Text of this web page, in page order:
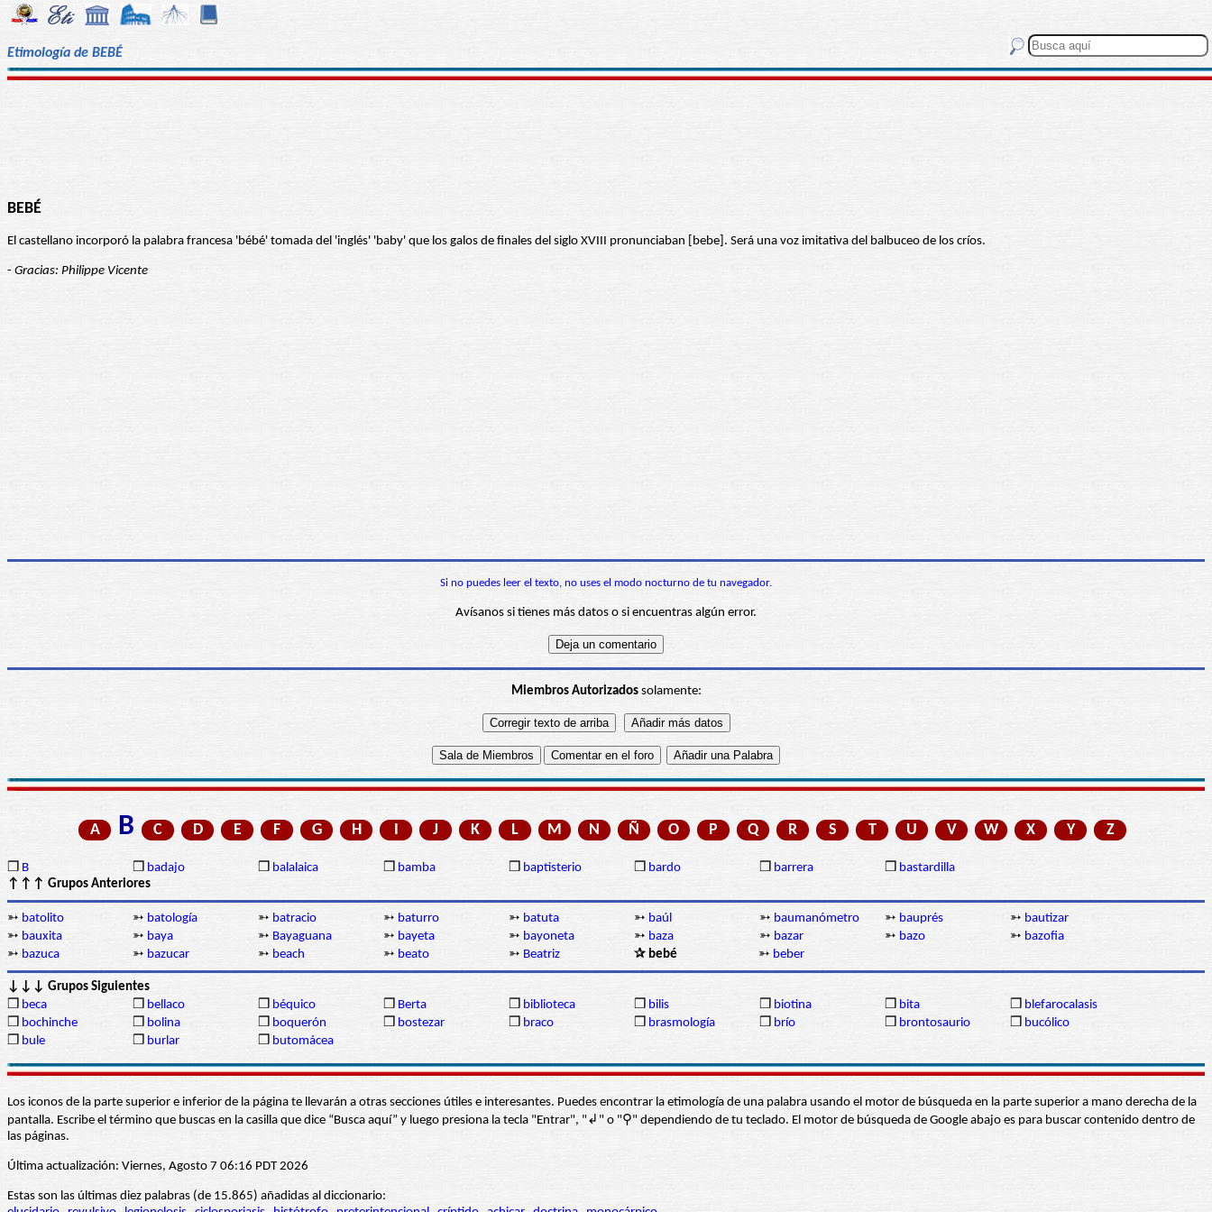
Etimología de BEBÉ
BEBÉ
El castellano incorporó la palabra francesa 'bébé' tomada del 'inglés' 'baby' que los galos de finales del siglo XVIII pronunciaban [bebe]. Será una voz imitativa del balbuceo de los críos.
- Gracias: Philippe Vicente
Si no puedes leer el texto, no uses el modo nocturno de tu navegador.
Avísanos si tienes más datos o si encuentras algún error.
Miembros Autorizadossolamente:
A B C D E F G H I J K L M N Ñ O P Q R S T U V W X Y Z
❒ B ❒ badajo ❒ balalaica ❒ bamba ❒ baptisterio ❒ bardo ❒ barrera ❒ bastardilla
↑↑↑ Grupos Anteriores
➳ batolito ➳ batología ➳ batracio ➳ baturro ➳ batuta ➳ baúl ➳ baumanómetro ➳ bauprés ➳ bautizar
➳ bauxita ➳ baya ➳ Bayaguana ➳ bayeta ➳ bayoneta ➳ baza ➳ bazar ➳ bazo ➳ bazofia
➳ bazuca ➳ bazucar ➳ beach ➳ beato ➳ Beatriz ✰ bebé ➳ beber
↓↓↓ Grupos Siguientes
❒ beca ❒ bellaco ❒ béquico ❒ Berta ❒ biblioteca ❒ bilis ❒ biotina ❒ bita ❒ blefarocalasis
❒ bochinche ❒ bolina ❒ boquerón ❒ bostezar ❒ braco ❒ brasmología ❒ brío ❒ brontosaurio ❒ bucólico
❒ bule ❒ burlar ❒ butomácea
Los iconos de la parte superior e inferior de la página te llevarán a otras secciones útiles e interesantes. Puedes encontrar la etimología de una palabra usando el motor de búsqueda en la parte superior a mano derecha de la
pantalla. Escribe el término que buscas en la casilla que dice “Busca aquí” y luego presiona la tecla "Entrar", "↲" o "⚲" dependiendo de tu teclado. El motor de búsqueda de Google abajo es para buscar contenido dentro de
las páginas.
Última actualización: Viernes, Agosto 7 06:16 PDT 2026
Estas son las últimas diez palabras (de 15.865) añadidas al diccionario: